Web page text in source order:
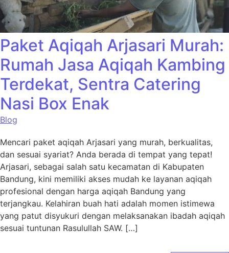
Paket Aqiqah Arjasari Murah:
Rumah Jasa Aqiqah Kambing
Terdekat, Sentra Catering
Nasi Box Enak
Blog
Mencari paket aqiqah Arjasari yang murah, berkualitas,
dan sesuai syariat? Anda berada di tempat yang tepat!
Arjasari, sebagai salah satu kecamatan di Kabupaten
Bandung, kini memiliki akses mudah ke layanan aqiqah
profesional dengan harga aqiqah Bandung yang
terjangkau. Kelahiran buah hati adalah momen istimewa
yang patut disyukuri dengan melaksanakan ibadah aqiqah
sesuai tuntunan Rasulullah SAW. […]